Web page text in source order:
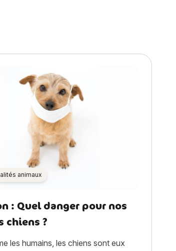
animaux
: Quel danger pour nos
chiens ?
les humains, les chiens sont eux